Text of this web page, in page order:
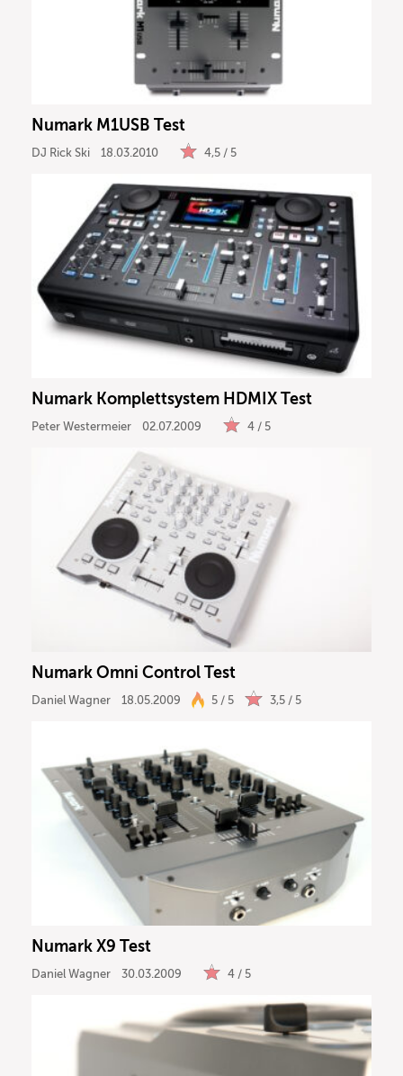
Numark M1USB Test
DJ Rick Ski 18.03.2010 4,5 / 5
Numark Komplettsystem HDMIX Test
Peter Westermeier 02.07.2009 4 / 5
Numark Omni Control Test
Daniel Wagner 18.05.2009 5 / 5 3,5 / 5
Numark X9 Test
Daniel Wagner 30.03.2009 4 / 5